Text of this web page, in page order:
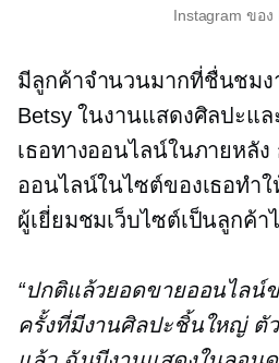
Instagram ของ
มีลูกค้าจำนวนมากที่ชื่นชมง
Betsy ในงานแสดงศิลปะแ
เธอทางออนไลน์ในภายหลัง
ออนไลน์ในไซต์ของเธอทำ
ผู้เยี่ยมชมเว็บไซต์เป็นลูกค้า
“ปกติแล้วยอดขายออนไลน์
ครั้งที่มีงานศิลปะชิ้นใหญ่ ตั